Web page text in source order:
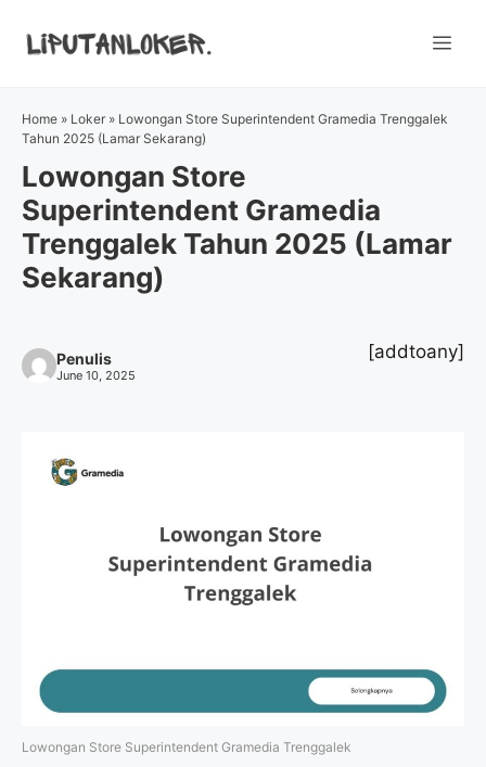
Home » Loker » Lowongan Store Superintendent Gramedia Trenggalek
Tahun 2025 (Lamar Sekarang)
Lowongan Store
Superintendent Gramedia
Trenggalek Tahun 2025 (Lamar
Sekarang)
Penulis
June 10, 2025
[addtoany]
Lowongan Store Superintendent Gramedia Trenggalek